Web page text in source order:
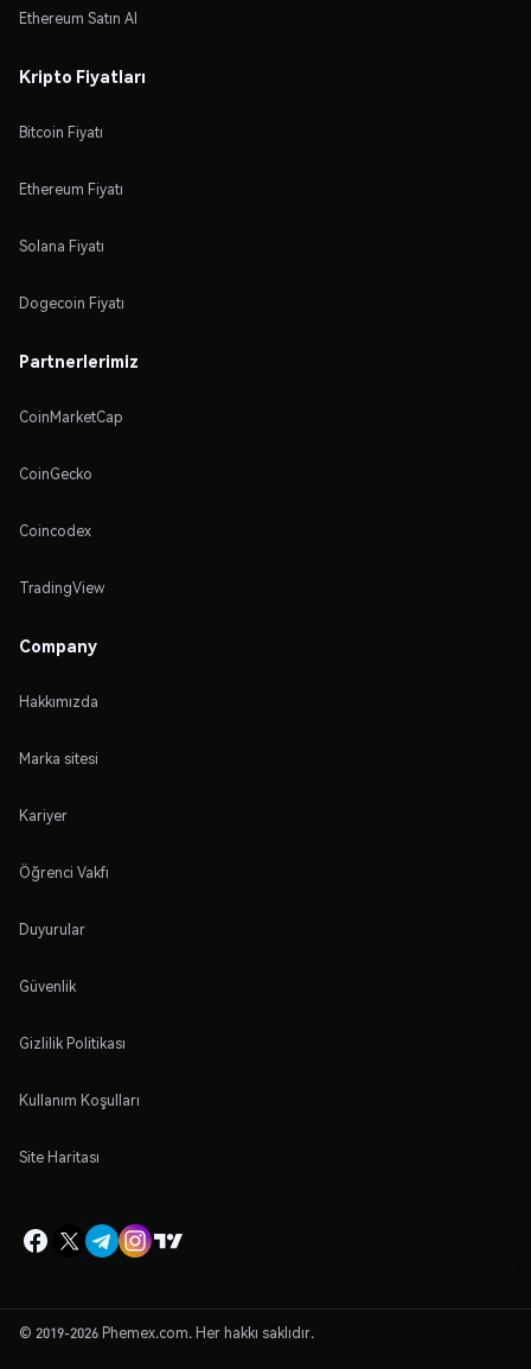
Ethereum Satın Al
Kripto Fiyatları
Bitcoin Fiyatı
Ethereum Fiyatı
Solana Fiyatı
Dogecoin Fiyatı
Partnerlerimiz
CoinMarketCap
CoinGecko
Coincodex
TradingView
Company
Hakkımızda
Marka sitesi
Kariyer
Öğrenci Vakfı
Duyurular
Güvenlik
Gizlilik Politikası
Kullanım Koşulları
Site Haritası
© 2019-2026 Phemex.com. Her hakkı saklıdır.